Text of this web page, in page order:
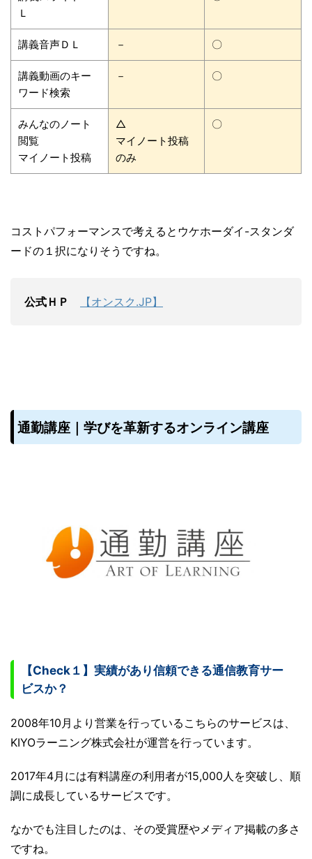
Ｌ
講義音声ＤＬ － 〇
講義動画のキー
ワード検索
－ 〇
みんなのノート
閲覧
マイノート投稿
△
マイノート投稿
のみ
〇
コストパフォーマンスで考えるとウケホーダイ-スタンダ
ードの１択になりそうですね。
公式ＨＰ 【オンスク.JP】
通勤講座｜学びを革新するオンライン講座
【Check１】実績があり信頼できる通信教育サー
ビスか？
2008年10月より営業を行っているこちらのサービスは、
KIYOラーニング株式会社が運営を行っています。
2017年4月には有料講座の利用者が15,000人を突破し、順
調に成長しているサービスです。
なかでも注目したのは、その受賞歴やメディア掲載の多さ
ですね。